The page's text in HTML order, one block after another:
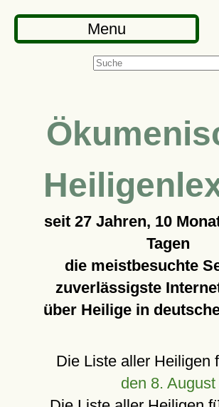
Menu
seit 27 Jahren, 10
Tagen
die meistbesuchte
zuverlässigste
über Heilige in
Die Liste aller Heiligen
den 8. August